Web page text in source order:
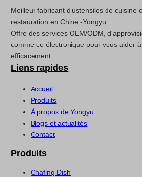
Meilleur fabricant d'ustensiles de cuisine
restauration en Chine -Yongyu.
Offre des services OEM/ODM,
commerce électronique pour vous aider
efficacement.
Liens rapides
Accueil
Produits
À propos de Yongyu
Blogs et actualités
Contact
Produits
Chafing Dish